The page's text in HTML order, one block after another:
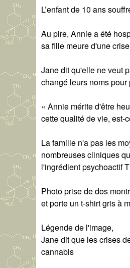
L’enfant de 10 ans
Au pire, Annie a été
sa fille meure d'une
Jane dit qu'elle ne veut
changé leurs noms
« Annie mérite d'être
cette qualité de vie, est-
La famille n'a pas les
nombreuses cliniques
l'ingrédient psychoactif
Photo prise de dos
et porte un t-shirt gris à
Légende de l'image,
Jane dit que les crises
cannabis